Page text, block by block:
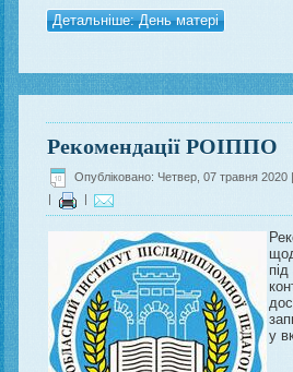
Детальніше: День матері
Рекомендації РОІППО
Опубліковано: Четвер, 07 травня 2020 |
у